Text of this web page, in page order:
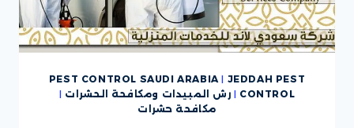
PEST CONTROL SAUDI ARABIA| JEDDAH PEST
CONTROL
| رش المبيدات ومكافحة الحشرات |
مكافحة حشرات